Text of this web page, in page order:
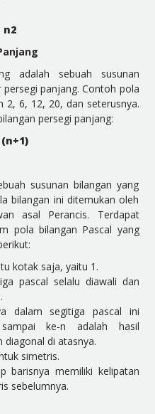
n2
adalah sebuah susunan
panjang. Contoh pola
2, 6, 12, 20, dan seterusnya.
persegi panjang:
susunan bilangan yang
bilangan ini ditemukan oleh
asal Perancis. Terdapat
pola bilangan Pascal yang
kotak saja, yaitu 1.
pascal selalu diawali dan
dalam segitiga pascal ini
ke-n adalah hasil
diagonal di atasnya.
simetris.
barisnya memiliki kelipatan
sebelumnya.